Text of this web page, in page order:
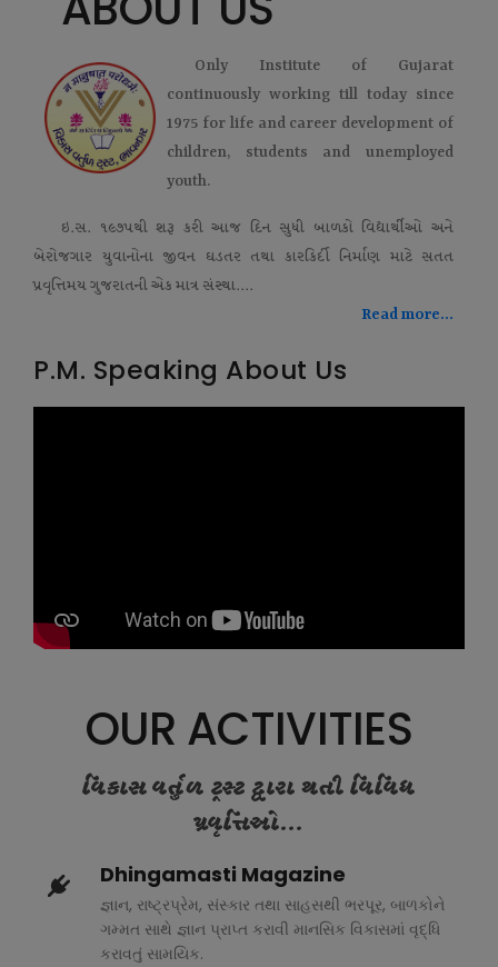
Only Institute of Gujarat
continuously working till today since
1975 for life and career development of
children, students and unemployed
youth.
ઇ.સ. ૧૯૭૫થી શરૂ કરી આજ દિન સુધી બાળકો વિદ્યાર્થીઓ અને
બેરોજગાર યુવાનોના જીવન ઘડતર તથા કારકિર્દી નિર્માણ માટે સતત
પ્રવૃત્તિમય ગુજરાતની એક માત્ર સંસ્થા....
Read more...
P.M. Speaking About Us
OUR ACTIVITIES
વિકાસ વર્તુળ ટ્રસ્ટ દ્વારા થતી વિવિધ
પ્રવૃત્તિઓ...
Dhingamasti Magazine
જ્ઞાન, રાષ્ટ્રપ્રેમ, સંસ્કાર તથા સાહસથી ભરપૂર, બાળકોને
ગમ્મત સાથે જ્ઞાન પ્રાપ્ત કરાવી માનસિક વિકાસમાં વૃદ્ધિ
કરાવતું સામયિક.